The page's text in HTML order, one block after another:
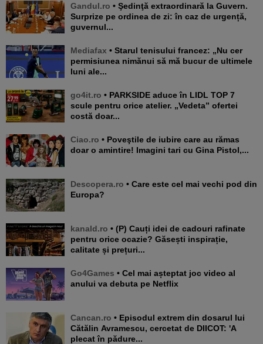
Gandul.ro • Şedinţă extraordinară la Guvern.
Surprize pe ordinea de zi: în caz de urgență,
guvernul...
Mediafax • Starul tenisului francez: „Nu cer
permisiunea nimănui să mă bucur de ultimele
luni ale...
go4it.ro • PARKSIDE aduce în LIDL TOP 7
scule pentru orice atelier. „Vedeta” ofertei
costă doar...
Ciao.ro • Poveştile de iubire care au rămas
doar o amintire! Imagini tari cu Gina Pistol,...
Descopera.ro • Care este cel mai vechi pod din
Europa?
kanald.ro • (P) Cauți idei de cadouri rafinate
pentru orice ocazie? Găsești inspirație,
calitate și prețuri...
Go4Games • Cel mai așteptat joc video al
anului va debuta pe Netflix
Cancan.ro • Episodul extrem din dosarul lui
Cătălin Avramescu, cercetat de DIICOT: 'A
plecat în pădure...